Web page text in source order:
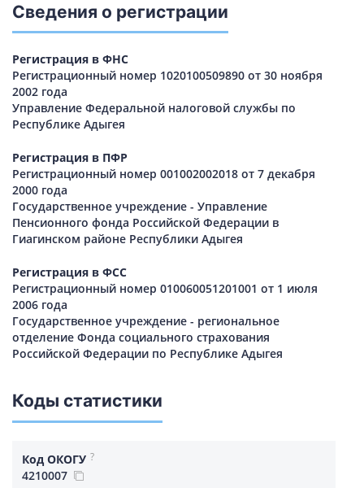
Сведения о регистрации
Регистрация в ФНС
Регистрационный номер 1020100509890 от 30 ноября
2002 года
Управление Федеральной налоговой службы по
Республике Адыгея
Регистрация в ПФР
Регистрационный номер 001002002018 от 7 декабря
2000 года
Государственное учреждение - Управление
Пенсионного фонда Российской Федерации в
Гиагинском районе Республики Адыгея
Регистрация в ФСС
Регистрационный номер 010060051201001 от 1 июля
2006 года
Государственное учреждение - региональное
отделение Фонда социального страхования
Российской Федерации по Республике Адыгея
Коды статистики
Код ОКОГУ ?
4210007